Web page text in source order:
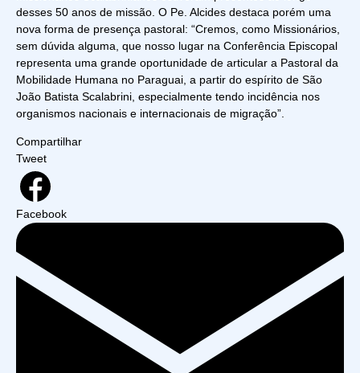
desses 50 anos de missão. O Pe. Alcides destaca porém uma
nova forma de presença pastoral: “Cremos, como Missionários,
sem dúvida alguma, que nosso lugar na Conferência Episcopal
representa uma grande oportunidade de articular a Pastoral da
Mobilidade Humana no Paraguai, a partir do espírito de São
João Batista Scalabrini, especialmente tendo incidência nos
organismos nacionais e internacionais de migração”.
Compartilhar
Tweet
Facebook